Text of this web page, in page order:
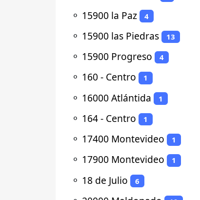
⚬ 15900 la Paz 4
⚬ 15900 las Piedras 13
⚬ 15900 Progreso 4
⚬ 160 - Centro 1
⚬ 16000 Atlántida 1
⚬ 164 - Centro 1
⚬ 17400 Montevideo 1
⚬ 17900 Montevideo 1
⚬ 18 de Julio 6